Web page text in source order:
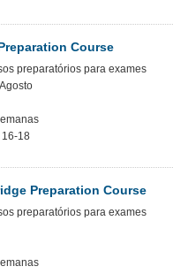
Course
preparatórios para exames
16-18
Preparation Course
preparatórios para exames